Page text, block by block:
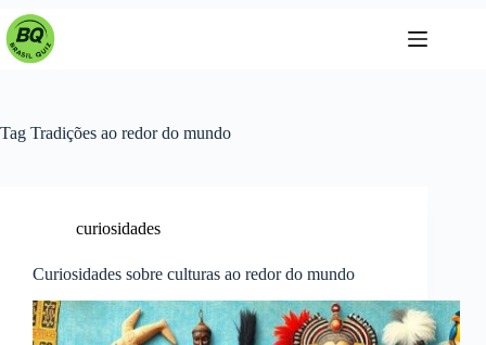
Pular
para
Tag Tradições ao redor do mundo
curiosidades
Curiosidades sobre culturas ao redor do mundo